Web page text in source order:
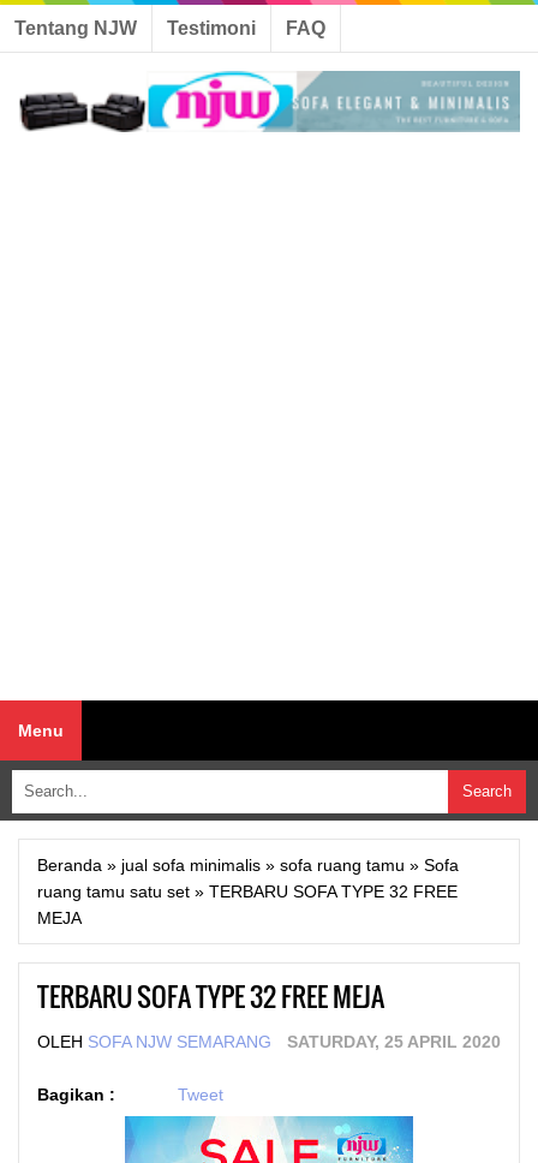
Tentang NJW Testimoni FAQ
Menu
Beranda » jual sofa minimalis » sofa ruang tamu » Sofa
ruang tamu satu set » TERBARU SOFA TYPE 32 FREE
MEJA
TERBARU SOFA TYPE 32 FREE MEJA
OLEH SOFA NJW SEMARANG SATURDAY, 25 APRIL 2020
Bagikan : Tweet